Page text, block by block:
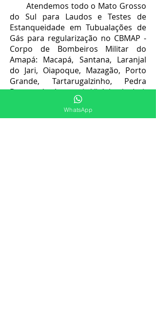
Atendemos todo o Mato Grosso
do Sul para Laudos e Testes de
Estanqueidade em Tubualações de
Gás para regularização no CBMAP -
Corpo de Bombeiros Militar do
Amapá: Macapá, Santana, Laranjal
do Jari, Oiapoque, Mazagão, Porto
Grande, Tartarugalzinho, Pedra
Branca do Amapari, Vitória do Jari,
Calçoene, Amapá, Ferreira Gomes,
Cutias, Itaubal, Serra do Navio,
WhatsApp